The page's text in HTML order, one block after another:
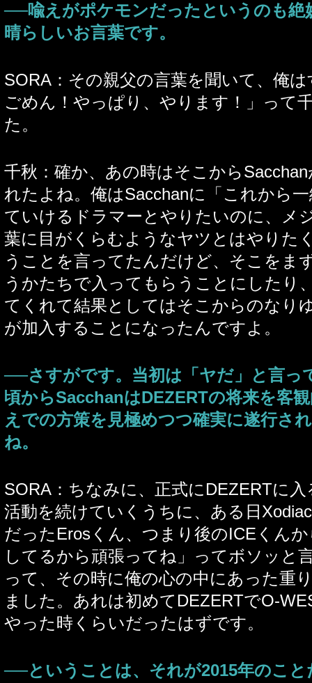
──喩えがポケモンだったというのも絶
晴らしいお言葉です。
SORA：その親父の言葉を聞いて、俺
ごめん！やっぱり、やります！」って
た。
千秋：確か、あの時はそこから
れたよね。俺はSacchanに「これから
ていけるドラマーとやりたいのに、メ
葉に目がくらむようなヤツとはやりた
うことを言ってたんだけど、そこをま
うかたちで入ってもらうことにしたり
てくれて結果としてはそこからのなり
が加入することになったんですよ。
──さすがです。当初は「ヤだ」と言っ
頃からSacchanはDEZERTの将来を客
えでの方策を見極めつつ確実に遂行さ
ね。
SORA：ちなみに、正式にDEZERTに
活動を続けていくうちに、ある日
だったErosくん、つまり後のICEくん
してるから頑張ってね」ってボソッと
って、その時に俺の心の中にあった重
ました。あれは初めてDEZERTでO-
やった時くらいだったはずです。
──ということは、それが2015年のこと